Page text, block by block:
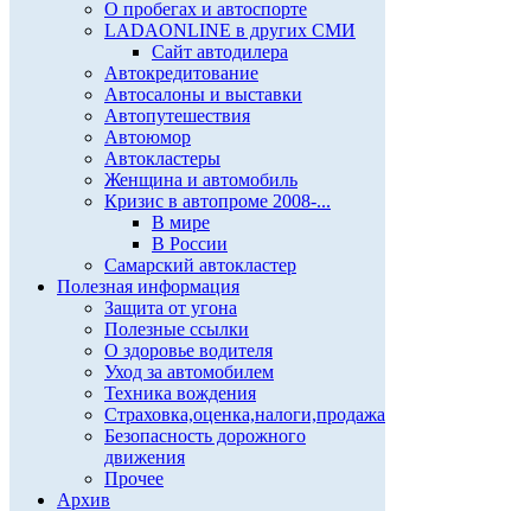
О пробегах и автоспорте
LADAONLINE в других СМИ
Сайт автодилера
Автокредитование
Автосалоны и выставки
Автопутешествия
Автоюмор
Автокластеры
Женщина и автомобиль
Кризис в автопроме 2008-...
В мире
В России
Самарский автокластер
Полезная информация
Защита от угона
Полезные ссылки
О здоровье водителя
Уход за автомобилем
Техника вождения
Страховка,оценка,налоги,продажа
Безопасность дорожного
движения
Прочее
Архив